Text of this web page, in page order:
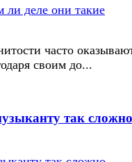
часто
своим до...
так сложно